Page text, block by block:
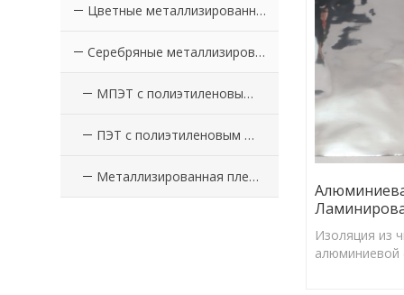
Цветные металлизированные ПЭТ-пленки с покрытием из ПЭ
Серебряные металлизированные ПЭТ-пленки с покрытием PE
МПЭТ с полиэтиленовым покрытием
ПЭТ с полиэтиленовым покрытием
Металлизированная пленка с полиэтиленовым покрытием
Изоляция из
алюминиевой